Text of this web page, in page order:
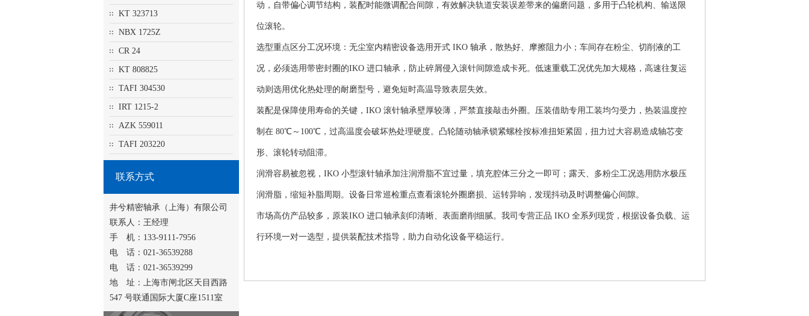
KT 323713
NBX 1725Z
CR 24
KT 808825
TAFI 304530
IRT 1215-2
AZK 559011
TAFI 203220
联系方式
井兮精密轴承（上海）有限公司
联系人：王经理
手 机：133-9111-7956
电 话：021-36539288
电 话：021-36539299
地 址：上海市闸北区天目西路
547 号联通国际大厦C座1511室
动，自带偏心调节结构，装配时能微调配合间隙，有效解决轨道安装误差带来的偏磨问题，多用于凸轮机构、输送限
位滚轮。
选型重点区分工况环境：无尘室内精密设备选用开式 IKO 轴承，散热好、摩擦阻力小；车间存在粉尘、切削液的工
况，必须选用带密封圈的IKO 进口轴承 ，防止碎屑侵入滚针间隙造成卡死。低速重载工况优先加大规格，高速往复运
动则选用优化热处理的耐磨型号，避免短时高温导致表层失效。
装配是保障使用寿命的关键，IKO 滚针轴承壁厚较薄，严禁直接敲击外圈。压装借助专用工装均匀受力，热装温度控
制在 80℃～100℃，过高温度会破坏热处理硬度。凸轮随动轴承锁紧螺栓按标准扭矩紧固，扭力过大容易造成轴芯变
形、滚轮转动阻滞。
润滑容易被忽视，IKO 小型滚针轴承加注润滑脂不宜过量，填充腔体三分之一即可；露天、多粉尘工况选用防水极压
润滑脂，缩短补脂周期。设备日常巡检重点查看滚轮外圈磨损、运转异响，发现抖动及时调整偏心间隙。
市场高仿产品较多，原装IKO 进口轴承刻印清晰、表面磨削细腻。我司专营正品 IKO 全系列现货，根据设备负载、运
行环境一对一选型，提供装配技术指导，助力自动化设备平稳运行。